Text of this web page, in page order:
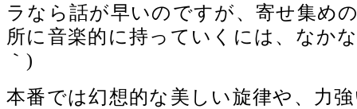
ラなら話が早いのですが、寄せ集め
所に音楽的に持っていくには、なか
｀)
本番では幻想的な美しい旋律や、力